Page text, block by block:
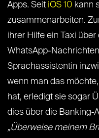
Apps. Seit iOS 10 kann
zusammenarbeiten.
ihrer Hilfe ein Taxi über
WhatsApp-
Sprachassistentin
wenn man das
hat, erledigt sie sogar
dies über die Banking-
„Überweise meinem